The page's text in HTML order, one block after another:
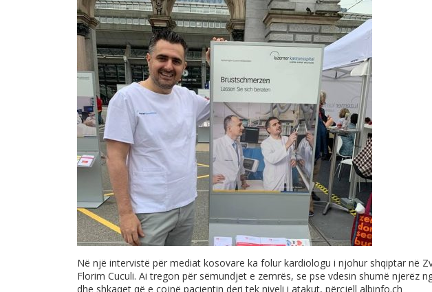
Në një intervistë për mediat kosovare ka folur kardiologu i njohur shqiptar në
Florim Cuculi. Ai tregon për sëmundjet e zemrës, se pse vdesin shumë njerëz
dhe shkaqet që e çojnë pacientin deri tek niveli i atakut, përcjell albinfo.ch